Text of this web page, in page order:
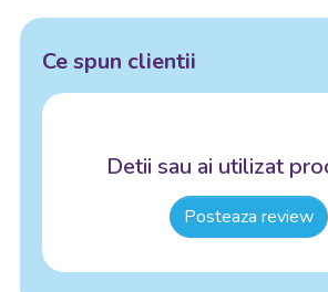
Ce spun clientii
Detii sau ai utilizat
Posteaza review